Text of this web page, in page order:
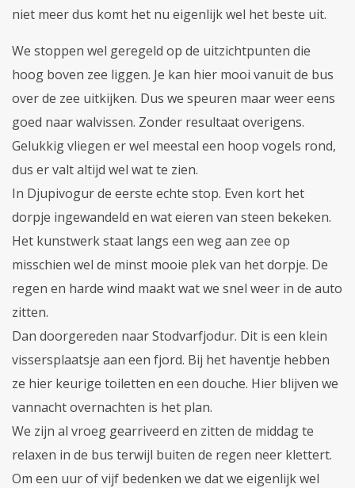
niet meer dus komt het nu eigenlijk wel het beste uit.
We stoppen wel geregeld op de uitzichtpunten die
hoog boven zee liggen. Je kan hier mooi vanuit de bus
over de zee uitkijken. Dus we speuren maar weer eens
goed naar walvissen. Zonder resultaat overigens.
Gelukkig vliegen er wel meestal een hoop vogels rond,
dus er valt altijd wel wat te zien.
In Djupivogur de eerste echte stop. Even kort het
dorpje ingewandeld en wat eieren van steen bekeken.
Het kunstwerk staat langs een weg aan zee op
misschien wel de minst mooie plek van het dorpje. De
regen en harde wind maakt wat we snel weer in de auto
zitten.
Dan doorgereden naar Stodvarfjodur. Dit is een klein
vissersplaatsje aan een fjord. Bij het haventje hebben
ze hier keurige toiletten en een douche. Hier blijven we
vannacht overnachten is het plan.
We zijn al vroeg gearriveerd en zitten de middag te
relaxen in de bus terwijl buiten de regen neer klettert.
Om een uur of vijf bedenken we dat we eigenlijk wel